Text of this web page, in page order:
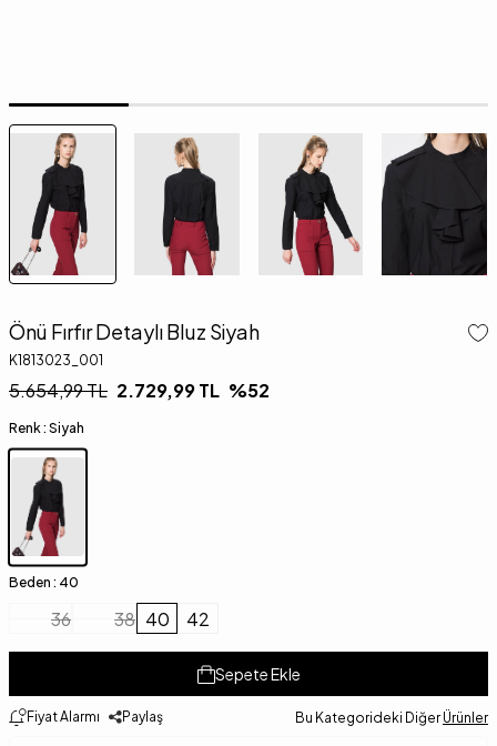
Önü Fırfır Detaylı Bluz Siyah
K1813023_001
5.654,99TL 2.729,99TL %52
Renk : Siyah
Beden : 40
36 38 40 42
Sepete Ekle
Fiyat Alarmı Paylaş Bu Kategorideki Diğer Ürünler